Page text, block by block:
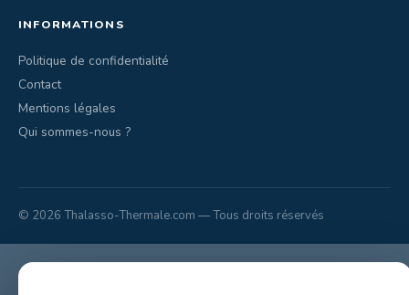
INFORMATIONS
Politique de confidentialité
Contact
Mentions légales
Qui sommes-nous ?
© 2026 Thalasso-Thermale.com — Tous droits réservés